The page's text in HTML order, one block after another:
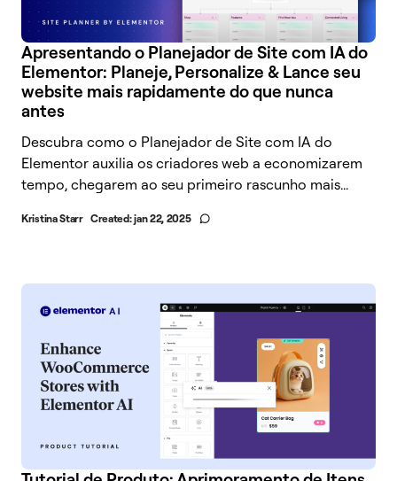
Apresentando o Planejador de Site com IA do
Elementor: Planeje, Personalize & Lance seu
website mais rapidamente do que nunca
antes
Descubra como o Planejador de Site com IA do
Elementor auxilia os criadores web a economizarem
tempo, chegarem ao seu primeiro rascunho mais...
Kristina Starr Created:jan 22, 2025